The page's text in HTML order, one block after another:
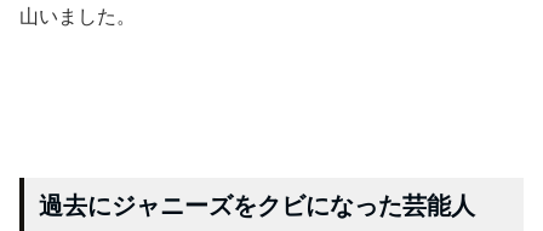
山いました。
過去にジャニーズをクビになった芸能人